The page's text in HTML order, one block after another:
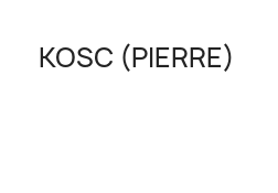
KOSC (PIERRE)